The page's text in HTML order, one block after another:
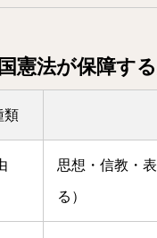
憲法が保障す
類
思想・信教・
る）